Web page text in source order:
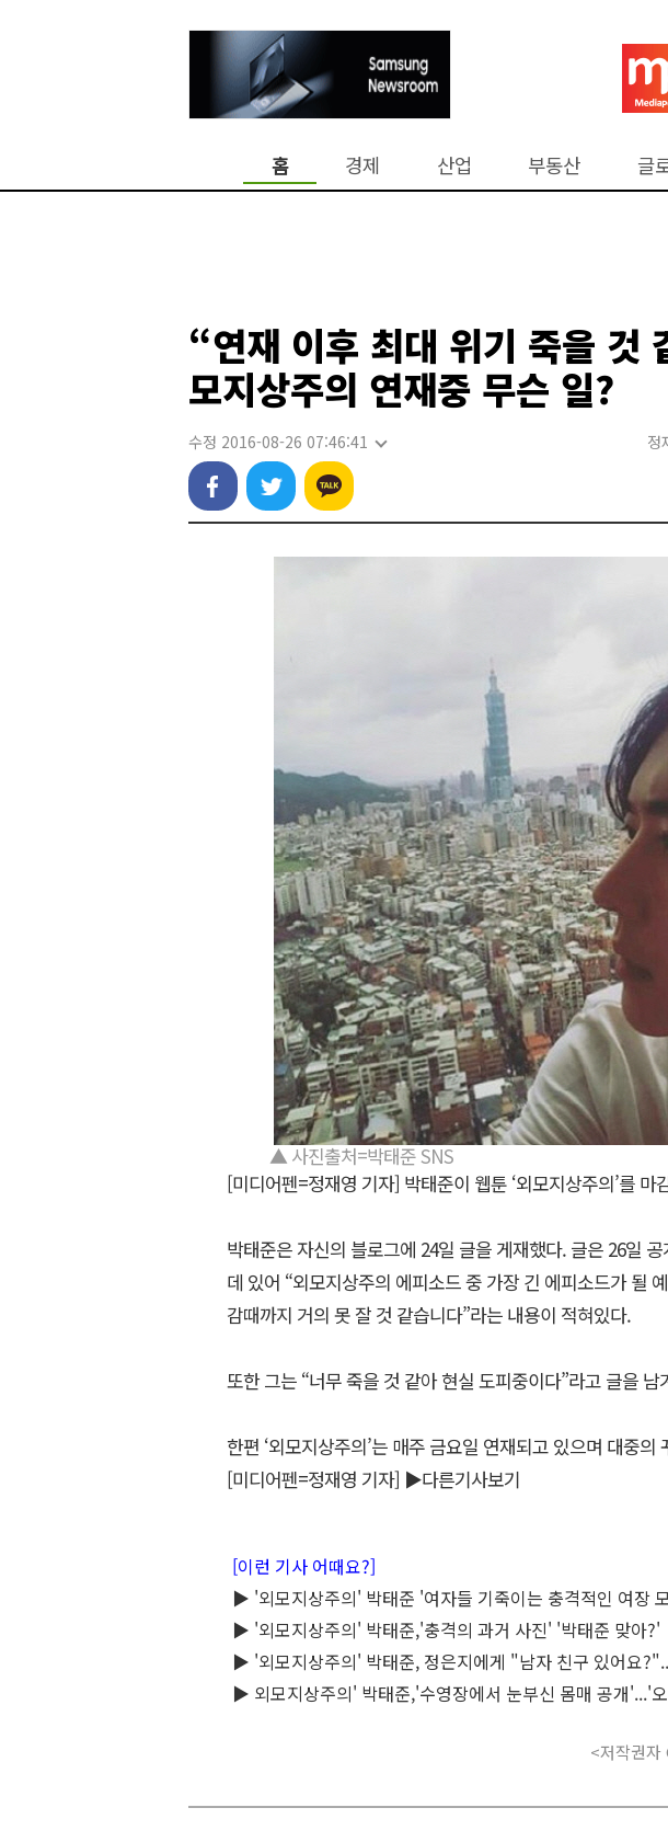
홈 경제 산업 부동산 글
“연재 이후 최대 위기 죽을 것
모지상주의 연재중 무슨 일?
수정 2016-08-26 07:46:41 정
▲ 사진출처=박태준 SNS
[미디어펜=정재영 기자] 박태준이 웹툰 ‘외모지상주의’를
박태준은 자신의 블로그에 24일 글을 게재했다. 글은 26일
데 있어 “외모지상주의 에피소드 중 가장 긴 에피소드가 될
감때까지 거의 못 잘 것 같습니다”라는 내용이 적혀있다.
또한 그는 “너무 죽을 것 같아 현실 도피중이다”라고 글을
한편 ‘외모지상주의’는 매주 금요일 연재되고 있으며 대중의
[미디어펜=정재영 기자] ▶다른기사보기
[이런 기사 어때요?]
▶ '외모지상주의' 박태준 '여자들 기죽이는 충격적인 여장
▶ '외모지상주의' 박태준,'충격의 과거 사진' '박태준 맞아?'
▶ '외모지상주의' 박태준, 정은지에게 "남자 친구 있어요
▶ 외모지상주의' 박태준,'수영장에서 눈부신 몸매 공개'...'
<저작권